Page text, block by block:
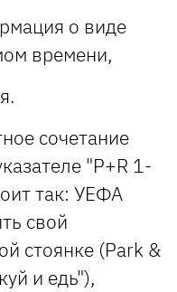
о виде
времени,
сочетание
"P+R 1-
так: УЕФА
свой
стоянке (Park &
и едь"),